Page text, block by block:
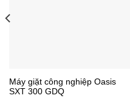
Máy giặt công nghiệp Oasis
SXT 300 GDQ